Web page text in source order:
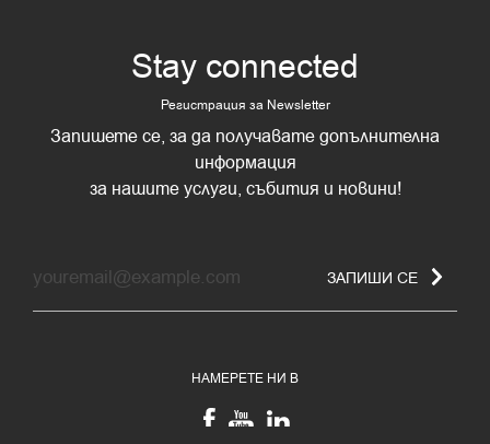
Stay connected
Регистрация за Newsletter
Запишете се, за да получавате допълнителнa
информация
за нашите услуги, събития и новини!
ЗАПИШИ СЕ
НАМЕРЕТЕ НИ В